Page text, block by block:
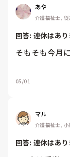
あや
介護福祉士, 従
回答: 連休はあ
そもそも今月
05/01
マル
介護福祉士,
回答: 連休はあ